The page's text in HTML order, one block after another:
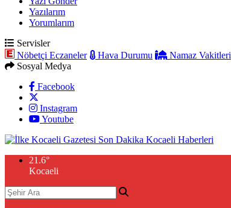
Yazılarım
Yorumlarım
Servisler
Nöbetçi Eczaneler
Hava Durumu Namaz Vakitleri
Sosyal Medya
Facebook
Instagram
Youtube
21.6°
Kocaeli